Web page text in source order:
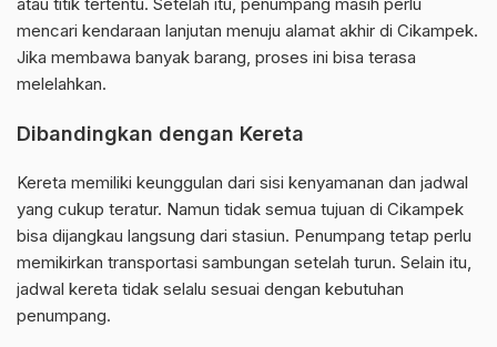
atau titik tertentu. Setelah itu, penumpang masih perlu
mencari kendaraan lanjutan menuju alamat akhir di Cikampek.
Jika membawa banyak barang, proses ini bisa terasa
melelahkan.
Dibandingkan dengan Kereta
Kereta memiliki keunggulan dari sisi kenyamanan dan jadwal
yang cukup teratur. Namun tidak semua tujuan di Cikampek
bisa dijangkau langsung dari stasiun. Penumpang tetap perlu
memikirkan transportasi sambungan setelah turun. Selain itu,
jadwal kereta tidak selalu sesuai dengan kebutuhan
penumpang.